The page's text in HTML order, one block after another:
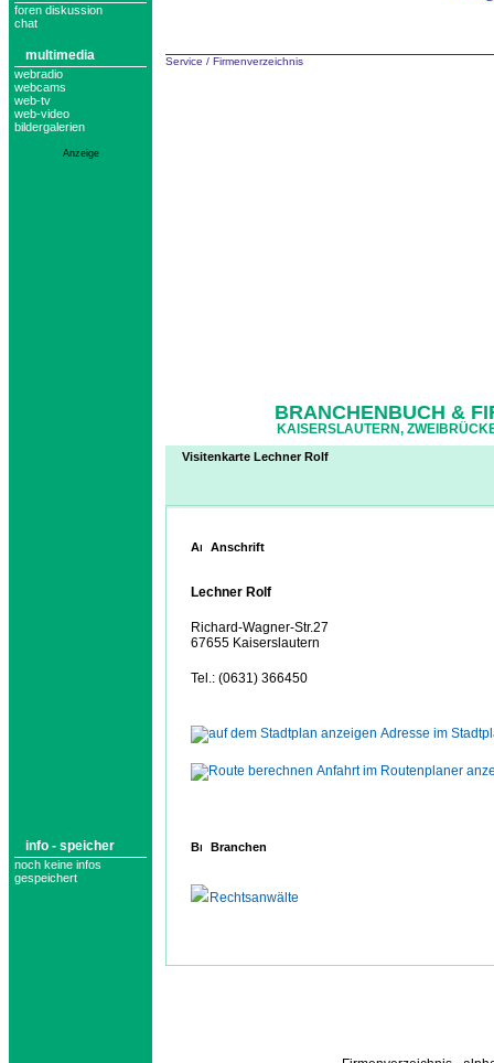
foren diskussion
chat
multimedia
webradio
webcams
web-tv
web-video
bildergalerien
Anzeige
info - speicher
noch keine infos
gespeichert
Service / Firmenverzeichnis
BRANCHENBUCH &
KAISERSLAUTERN,
Visitenkarte Lechner Rolf
Anschrift
Lechner Rolf
Richard-Wagner-Str.27
67655 Kaiserslautern
Tel.: (0631) 366450
Adresse im
Anfahrt im Routenplaner
Branchen
Rechtsanwälte